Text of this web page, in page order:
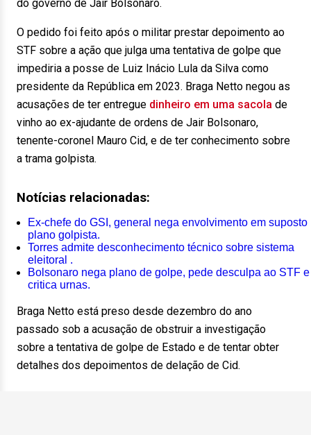
do governo de Jair Bolsonaro.
O pedido foi feito após o militar prestar depoimento ao
STF sobre a ação que julga uma tentativa de golpe que
impediria a posse de Luiz Inácio Lula da Silva como
presidente da República em 2023. Braga Netto negou as
acusações de ter entregue dinheiro em uma sacola de
vinho ao ex-ajudante de ordens de Jair Bolsonaro,
tenente-coronel Mauro Cid, e de ter conhecimento sobre
a trama golpista.
Notícias relacionadas:
Ex-chefe do GSI, general nega envolvimento em suposto
plano golpista.
Torres admite desconhecimento técnico sobre sistema
eleitoral .
Bolsonaro nega plano de golpe, pede desculpa ao STF e
critica urnas.
Braga Netto está preso desde dezembro do ano
passado sob a acusação de obstruir a investigação
sobre a tentativa de golpe de Estado e de tentar obter
detalhes dos depoimentos de delação de Cid.